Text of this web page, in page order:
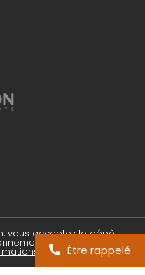
Être rappelé
Réalisé par 32 décembre
vous acceptez le dépôt
du site internet.